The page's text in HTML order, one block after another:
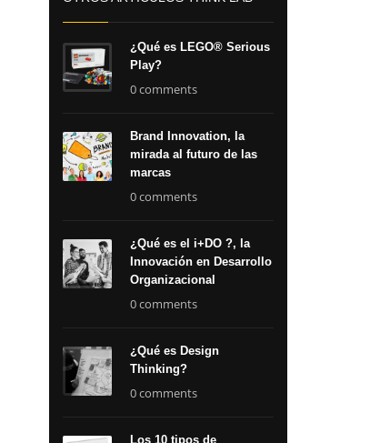
¿Qué es LEGO® Serious
Play?
0 comments
Brand Innovation, la
mirada al futuro de las
marcas
0 comments
¿Qué es el i+DO ?, la
Innovación en Desarrollo
Organizacional
0 comments
¿Qué es Design
Thinking?
0 comments
Los 10 tipos de